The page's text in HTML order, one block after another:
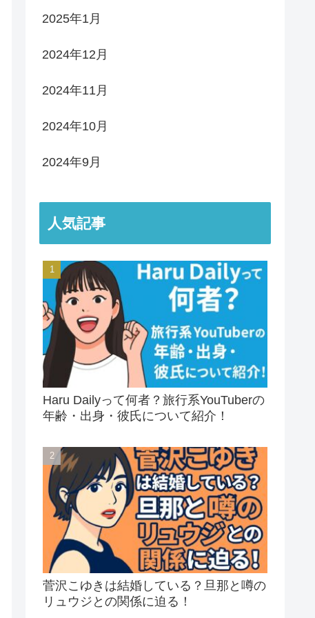
2025年1月
2024年12月
2024年11月
2024年10月
2024年9月
人気記事
Haru Dailyって何者？旅行系YouTuberの
年齢・出身・彼氏について紹介！
菅沢こゆきは結婚している？旦那と噂の
リュウジとの関係に迫る！